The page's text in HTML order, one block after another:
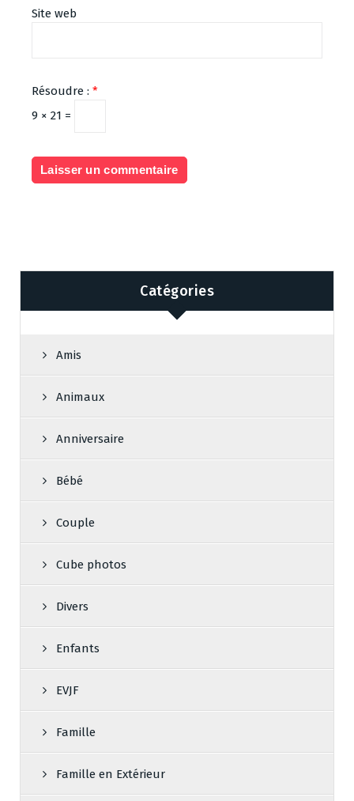
Site web
Résoudre : *
9 × 21 =
Catégories
Amis
Animaux
Anniversaire
Bébé
Couple
Cube photos
Divers
Enfants
EVJF
Famille
Famille en Extérieur